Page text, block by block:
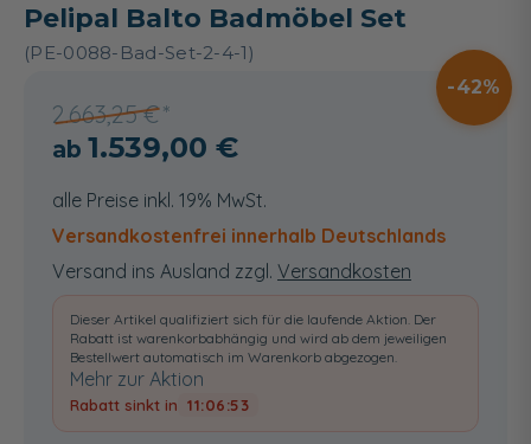
Pelipal Balto Badmöbel Set
(PE-0088-Bad-Set-2-4-1)
2.663,25 €
42
1.539,00 €
alle Preise inkl. 19% MwSt.
Versandkostenfrei innerhalb Deutschlands
Versand ins Ausland zzgl. Versandkosten
Dieser Artikel qualifiziert sich für die laufende Aktion. Der
Rabatt ist warenkorbabhängig und wird ab dem jeweiligen
Bestellwert automatisch im Warenkorb abgezogen.
Mehr zur Aktion
Rabatt sinkt in 11:06:53